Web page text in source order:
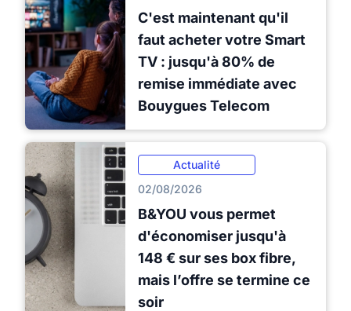
C'est maintenant qu'il
faut acheter votre Smart
TV : jusqu'à 80% de
remise immédiate avec
Bouygues Telecom
Actualité
02/08/2026
B&YOU vous permet
d'économiser jusqu'à
148 € sur ses box fibre,
mais l’offre se termine ce
soir